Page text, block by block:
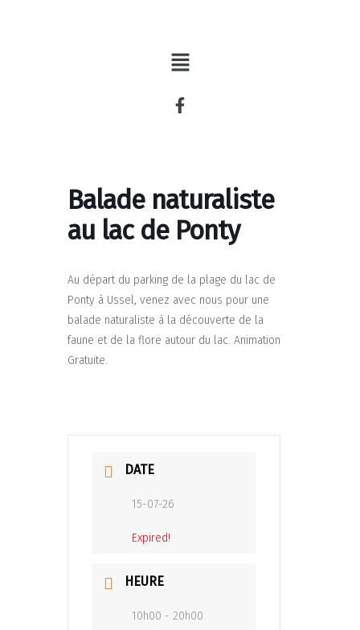
Balade naturaliste
au lac de Ponty
Au départ du parking de la plage du lac de
Ponty à Ussel, venez avec nous pour une
balade naturaliste à la découverte de la
faune et de la flore autour du lac. Animation
Gratuite.
DATE
15-07-26
Expired!
HEURE
10h00 - 20h00